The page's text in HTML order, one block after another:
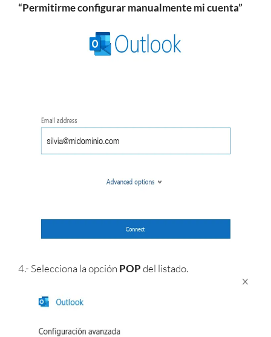
“Permitirme configurar manualmente mi cuenta”
4.- Selecciona la opción POPdel listado.